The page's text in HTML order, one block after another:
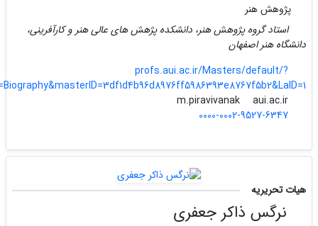
پژوهش هنر
استاد گروه پژوهش هنر، دانشکده پژهش های عالی هنر و کارآفرینی،
دانشگاه هنر اصفهان
profs.aui.ac.ir/Masters/default/?
m.piravivanak
aui.ac.ir
0000-0002-9527-6347
هیات تحریریه
نرگس ذاکر جعفری